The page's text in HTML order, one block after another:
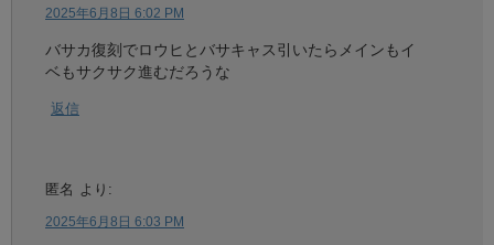
2025年6月8日 6:02 PM
バサカ復刻でロウヒとバサキャス引いたらメインもイ
ベもサクサク進むだろうな
返信
匿名 より:
2025年6月8日 6:03 PM